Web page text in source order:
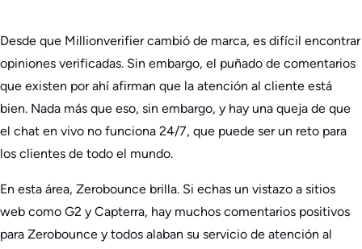
Desde que Millionverifier cambió de marca, es difícil encontrar
opiniones verificadas. Sin embargo, el puñado de comentarios
que existen por ahí afirman que la atención al cliente está
bien. Nada más que eso, sin embargo, y hay una queja de que
el chat en vivo no funciona 24/7, que puede ser un reto para
los clientes de todo el mundo.
En esta área, Zerobounce brilla. Si echas un vistazo a sitios
web como G2 y Capterra, hay muchos comentarios positivos
para Zerobounce y todos alaban su servicio de atención al